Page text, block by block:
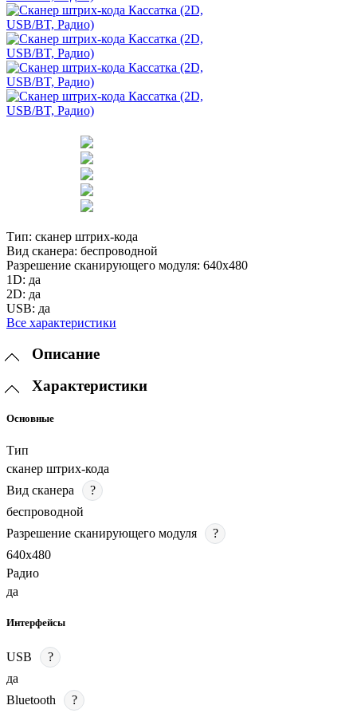
Тип: сканер штрих-кода
Вид сканера: беспроводной
Разрешение сканирующего модуля: 640х480
1D: да
2D: да
USB: да
Все характеристики
Описание
Характеристики
Основные
Тип
сканер штрих-кода
Вид сканера
?
беспроводной
Разрешение сканирующего модуля
?
640х480
Радио
да
Интерфейсы
USB
?
да
Bluetooth
?